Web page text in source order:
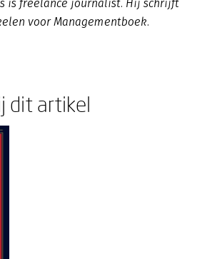
is freelance journalist. Hij schrijft
voor Managementboek.
dit artikel